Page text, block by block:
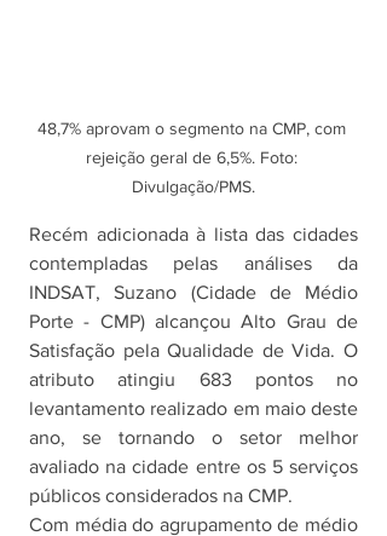
48,7% aprovam o segmento na CMP, com
rejeição geral de 6,5%. Foto:
Divulgação/PMS.
Recém adicionada à lista das cidades
contempladas pelas análises da
INDSAT, Suzano (Cidade de Médio
Porte - CMP) alcançou Alto Grau de
Satisfação pela Qualidade de Vida. O
atributo atingiu 683 pontos no
levantamento realizado em maio deste
ano, se tornando o setor melhor
avaliado na cidade entre os 5 serviços
públicos considerados na CMP.
Com média do agrupamento de médio